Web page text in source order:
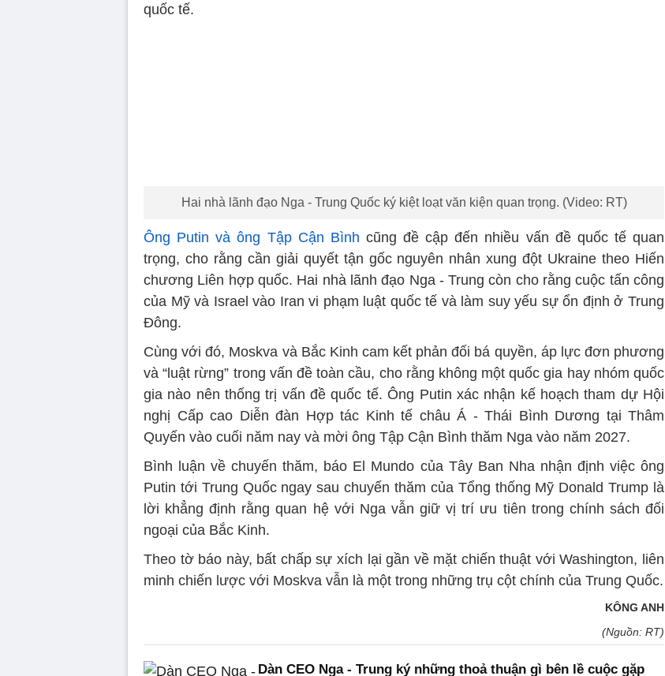
quốc tế.
Hai nhà lãnh đạo Nga - Trung Quốc ký kiệt loạt văn kiện quan trọng. (Video: RT)
Ông Putin và ông Tập Cận Bình cũng đề cập đến nhiều vấn đề quốc tế quan
trọng, cho rằng cần giải quyết tận gốc nguyên nhân xung đột Ukraine theo Hiến
chương Liên hợp quốc. Hai nhà lãnh đạo Nga - Trung còn cho rằng cuộc tấn công
của Mỹ và Israel vào Iran vi phạm luật quốc tế và làm suy yếu sự ổn định ở Trung
Đông.
Cùng với đó, Moskva và Bắc Kinh cam kết phản đối bá quyền, áp lực đơn phương
và “luật rừng” trong vấn đề toàn cầu, cho rằng không một quốc gia hay nhóm quốc
gia nào nên thống trị vấn đề quốc tế. Ông Putin xác nhận kế hoạch tham dự Hội
nghị Cấp cao Diễn đàn Hợp tác Kinh tế châu Á - Thái Bình Dương tại Thâm
Quyến vào cuối năm nay và mời ông Tập Cận Bình thăm Nga vào năm 2027.
Bình luận về chuyến thăm, báo El Mundo của Tây Ban Nha nhận định việc ông
Putin tới Trung Quốc ngay sau chuyến thăm của Tổng thống Mỹ Donald Trump là
lời khẳng định rằng quan hệ với Nga vẫn giữ vị trí ưu tiên trong chính sách đối
ngoại của Bắc Kinh.
Theo tờ báo này, bất chấp sự xích lại gần về mặt chiến thuật với Washington, liên
minh chiến lược với Moskva vẫn là một trong những trụ cột chính của Trung Quốc.
KÔNG ANH
(Nguồn: RT)
Dàn CEO Nga - Trung ký những thoả thuận gì bên lề cuộc gặp